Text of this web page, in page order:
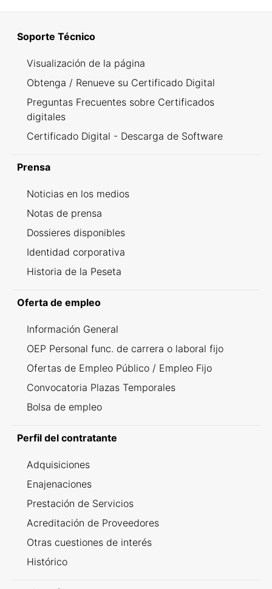
Soporte Técnico
Visualización de la página
Obtenga / Renueve su Certificado Digital
Preguntas Frecuentes sobre Certificados
digitales
Certificado Digital - Descarga de Software
Prensa
Noticias en los medios
Notas de prensa
Dossieres disponibles
Identidad corporativa
Historia de la Peseta
Oferta de empleo
Información General
OEP Personal func. de carrera o laboral fijo
Ofertas de Empleo Público / Empleo Fijo
Convocatoria Plazas Temporales
Bolsa de empleo
Perfil del contratante
Adquisiciones
Enajenaciones
Prestación de Servicios
Acreditación de Proveedores
Otras cuestiones de interés
Histórico